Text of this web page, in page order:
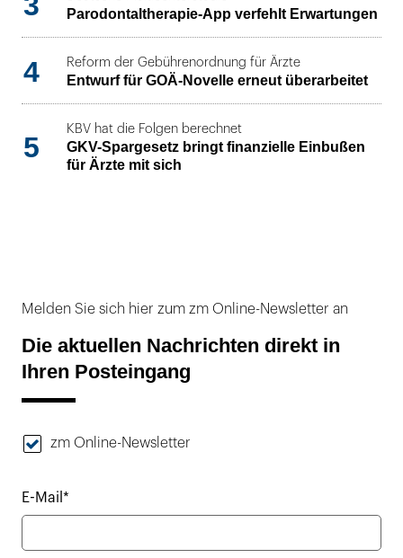
Parodontaltherapie-App verfehlt Erwartungen
4 Reform der Gebührenordnung für Ärzte
Entwurf für GOÄ-Novelle erneut überarbeitet
5
KBV hat die Folgen berechnet
GKV-Spargesetz bringt finanzielle Einbußen
für Ärzte mit sich
Melden Sie sich hier zum zm Online-Newsletter an
Die aktuellen Nachrichten direkt in
Ihren Posteingang
zm Online-Newsletter
E-Mail*